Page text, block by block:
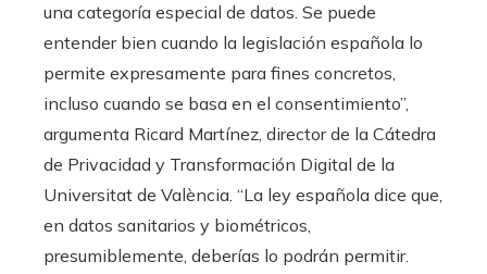
una categoría especial de datos. Se puede
entender bien cuando la legislación española lo
permite expresamente para fines concretos,
incluso cuando se basa en el consentimiento”,
argumenta Ricard Martínez, director de la Cátedra
de Privacidad y Transformación Digital de la
Universitat de València. “La ley española dice que,
en datos sanitarios y biométricos,
presumiblemente, deberías lo podrán permitir.